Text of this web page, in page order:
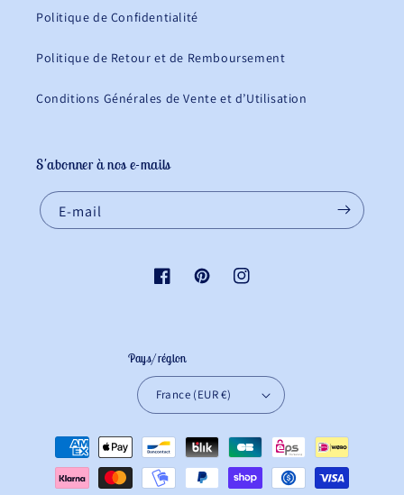
Politique de Confidentialité
Politique de Retour et de Remboursement
Conditions Générales de Vente et d’Utilisation
S'abonner à nos e-mails
E-mail
FacebookPinterestInstagram
Pays/région
France (EUR €)
Moyens
paiement